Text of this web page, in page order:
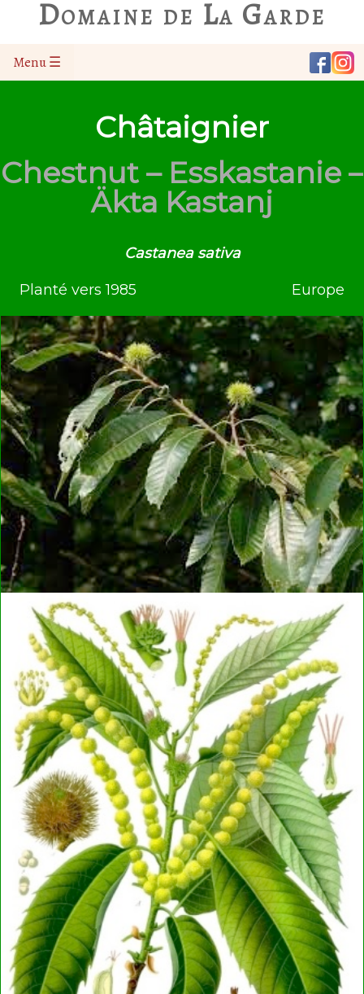
Domaine de La Garde
Menu ☰
Châtaignier
Chestnut – Esskastanie –
Äkta Kastanj
Castanea sativa
Planté vers 1985 Europe